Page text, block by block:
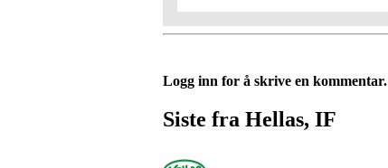
Logg inn for å skrive en kommentar.
Siste fra Hellas, IF